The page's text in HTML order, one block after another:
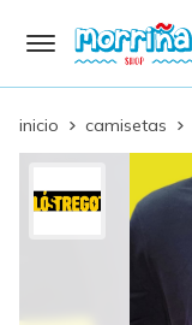
inicio camisetas